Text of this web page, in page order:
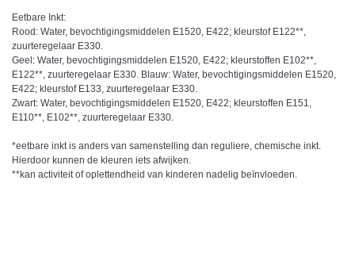
Eetbare Inkt:
Rood: Water, bevochtigingsmiddelen E1520, E422; kleurstof E122**,
zuurteregelaar E330.
Geel: Water, bevochtigingsmiddelen E1520, E422; kleurstoffen E102**,
E122**, zuurteregelaar E330. Blauw: Water, bevochtigingsmiddelen E1520,
E422; kleurstof E133, zuurteregelaar E330.
Zwart: Water, bevochtigingsmiddelen E1520, E422; kleurstoffen E151,
E110**, E102**, zuurteregelaar E330.
*eetbare inkt is anders van samenstelling dan reguliere, chemische inkt.
Hierdoor kunnen de kleuren iets afwijken.
**kan activiteit of oplettendheid van kinderen nadelig beïnvloeden.